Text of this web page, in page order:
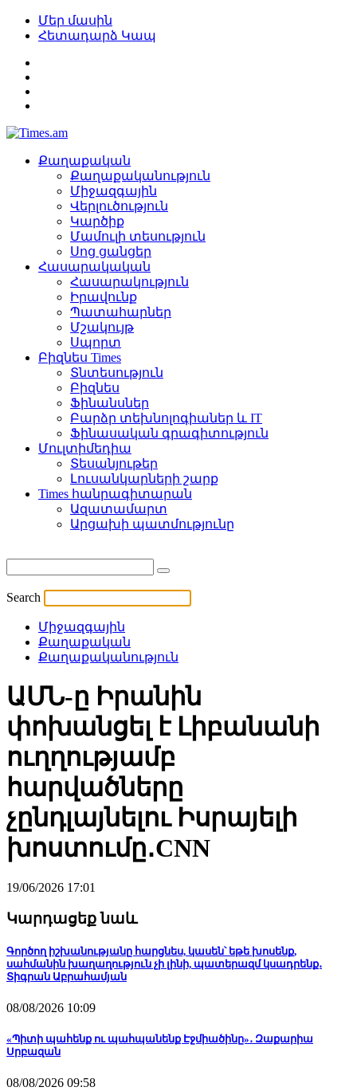
Մեր մասին
Հետադարձ Կապ
Քաղաքական
Քաղաքականություն
Միջազգային
Վերլուծություն
Կարծիք
Մամուլի տեսություն
Սոց ցանցեր
Հասարակական
Հասարակություն
Իրավունք
Պատահարներ
Մշակույթ
Սպորտ
Բիզնես Times
Տնտեսություն
Բիզնես
Ֆինանսներ
Բարձր տեխնոլոգիաներ և IT
Ֆինասական գրագիտություն
Մուլտիմեդիա
Տեսանյութեր
Լուսանկարների շարք
Times հանրագիտարան
Ազատամարտ
Արցախի պատմությունը
Search
Միջազգային
Քաղաքական
Քաղաքականություն
ԱՄՆ-ը Իրանին
փոխանցել է Լիբանանի
ուղղությամբ
հարվածները
չընդլայնելու Իսրայելի
խոստումը․CNN
19/06/2026 17:01
Կարդացեք նաև
Գործող իշխանությանը հարցնես, կասեն՝ եթե խոսենք,
սահմանին խաղաղություն չի լինի, պատերազմ կսադրենք․
Տիգրան Աբրահամյան
08/08/2026 10:09
«Պիտի պահենք ու պահպանենք Էջմիածինը»․ Զաքարիա
Սրբազան
08/08/2026 09:58